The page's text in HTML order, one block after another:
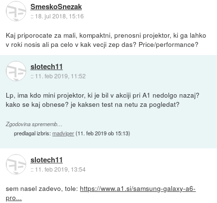
SmeskoSnezak
:: 18. jul 2018, 15:16
Kaj priporocate za mali, kompaktni, prenosni projektor, ki ga lahko
v roki nosis ali pa celo v kak vecji zep das? Price/performance?
slotech11
:: 11. feb 2019, 11:52
Lp, ima kdo mini projektor, ki je bil v akciji pri A1 nedolgo nazaj?
kako se kaj obnese? je kaksen test na netu za pogledat?
Zgodovina sprememb…
predlagal izbris:madviper(11. feb 2019 ob 15:13)
slotech11
:: 11. feb 2019, 13:54
sem nasel zadevo, tole: https://www.a1.si/samsung-galaxy-a6-
pro...